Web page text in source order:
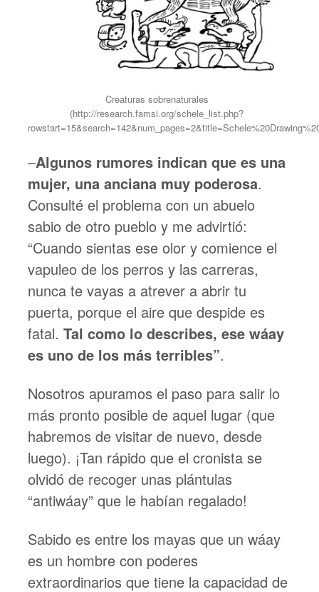
Creaturas sobrenaturales
(http://research.famsi.org/schele_list.php?
–Algunos rumores indican que es una
mujer, una anciana muy poderosa.
Consulté el problema con un abuelo
sabio de otro pueblo y me advirtió:
“Cuando sientas ese olor y comience el
vapuleo de los perros y las carreras,
nunca te vayas a atrever a abrir tu
puerta, porque el aire que despide es
fatal. Tal como lo describes, ese wáay
es uno de los más terribles”.
Nosotros apuramos el paso para salir lo
más pronto posible de aquel lugar (que
habremos de visitar de nuevo, desde
luego). ¡Tan rápido que el cronista se
olvidó de recoger unas plántulas
“antiwáay” que le habían regalado!
Sabido es entre los mayas que un wáay
es un hombre con poderes
extraordinarios que tiene la capacidad de